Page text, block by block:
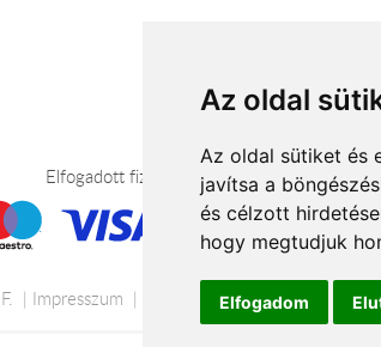
Az oldal
Az oldal sütiket és
javítsa a
és célzott
hogy megtudjuk
Elfogadom
Elfogadott fizetési módok
Impresszum Adatkezelési tájékoztató